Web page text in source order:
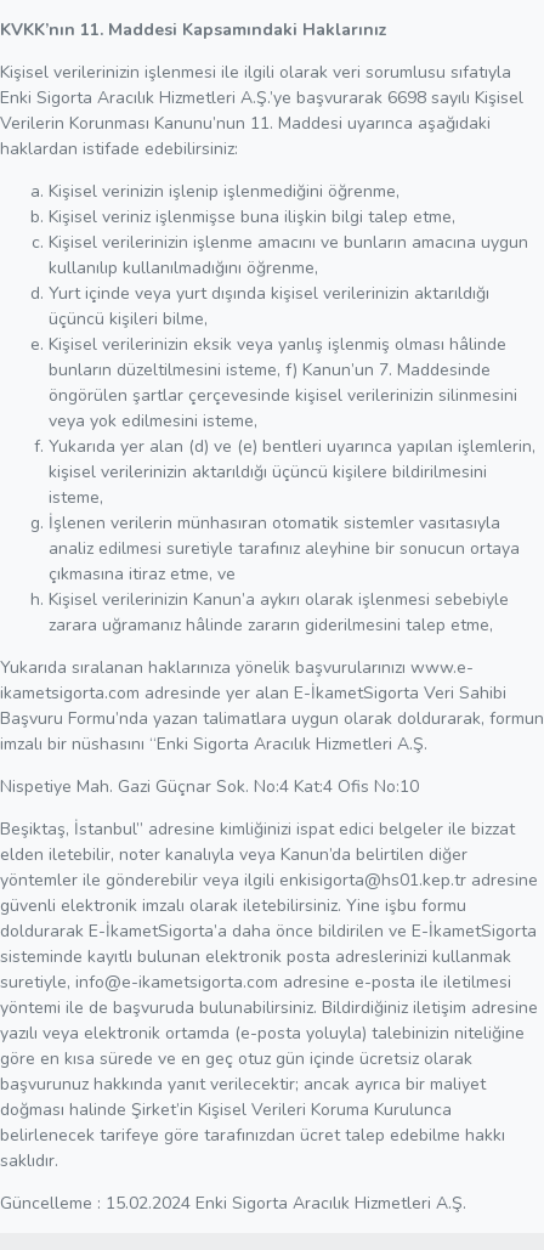
KVKK’nın 11. Maddesi Kapsamındaki Haklarınız
Kişisel verilerinizin işlenmesi ile ilgili olarak veri sorumlusu sıfatıyla
Enki Sigorta Aracılık Hizmetleri A.Ş.’ye başvurarak 6698 sayılı Kişisel
Verilerin Korunması Kanunu’nun 11. Maddesi uyarınca aşağıdaki
haklardan istifade edebilirsiniz:
Kişisel verinizin işlenip işlenmediğini öğrenme,
Kişisel veriniz işlenmişse buna ilişkin bilgi talep etme,
Kişisel verilerinizin işlenme amacını ve bunların amacına uygun
kullanılıp kullanılmadığını öğrenme,
Yurt içinde veya yurt dışında kişisel verilerinizin aktarıldığı
üçüncü kişileri bilme,
Kişisel verilerinizin eksik veya yanlış işlenmiş olması hâlinde
bunların düzeltilmesini isteme, f) Kanun’un 7. Maddesinde
öngörülen şartlar çerçevesinde kişisel verilerinizin silinmesini
veya yok edilmesini isteme,
Yukarıda yer alan (d) ve (e) bentleri uyarınca yapılan işlemlerin,
kişisel verilerinizin aktarıldığı üçüncü kişilere bildirilmesini
isteme,
İşlenen verilerin münhasıran otomatik sistemler vasıtasıyla
analiz edilmesi suretiyle tarafınız aleyhine bir sonucun ortaya
çıkmasına itiraz etme, ve
Kişisel verilerinizin Kanun’a aykırı olarak işlenmesi sebebiyle
zarara uğramanız hâlinde zararın giderilmesini talep etme,
Yukarıda sıralanan haklarınıza yönelik başvurularınızı www.e-
ikametsigorta.com adresinde yer alan E-İkametSigorta Veri Sahibi
Başvuru Formu’nda yazan talimatlara uygun olarak doldurarak, formun
imzalı bir nüshasını “Enki Sigorta Aracılık Hizmetleri A.Ş.
Nispetiye Mah. Gazi Güçnar Sok. No:4 Kat:4 Ofis No:10
Beşiktaş, İstanbul” adresine kimliğinizi ispat edici belgeler ile bizzat
elden iletebilir, noter kanalıyla veya Kanun’da belirtilen diğer
yöntemler ile gönderebilir veya ilgili enkisigorta@hs01.kep.tr adresine
güvenli elektronik imzalı olarak iletebilirsiniz. Yine işbu formu
doldurarak E-İkametSigorta’a daha önce bildirilen ve E-İkametSigorta
sisteminde kayıtlı bulunan elektronik posta adreslerinizi kullanmak
suretiyle, info@e-ikametsigorta.com adresine e-posta ile iletilmesi
yöntemi ile de başvuruda bulunabilirsiniz. Bildirdiğiniz iletişim adresine
yazılı veya elektronik ortamda (e-posta yoluyla) talebinizin niteliğine
göre en kısa sürede ve en geç otuz gün içinde ücretsiz olarak
başvurunuz hakkında yanıt verilecektir; ancak ayrıca bir maliyet
doğması halinde Şirket’in Kişisel Verileri Koruma Kurulunca
belirlenecek tarifeye göre tarafınızdan ücret talep edebilme hakkı
saklıdır.
Güncelleme : 15.02.2024 Enki Sigorta Aracılık Hizmetleri A.Ş.